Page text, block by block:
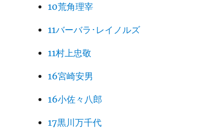
10荒角理宰
11バーバラ･レイノルズ
11村上忠敬
16宮崎安男
16小佐々八郎
17黒川万千代